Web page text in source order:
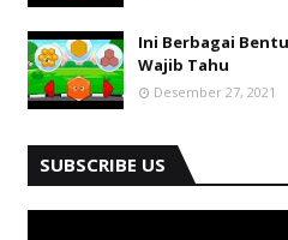
Ini Berbagai
Wajib Tahu
Desember 27, 2021
SUBSCRIBE US